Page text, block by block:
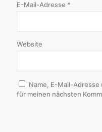
E-Mail-Adresse *
Website
Name, E-Mail-
für meinen nächsten